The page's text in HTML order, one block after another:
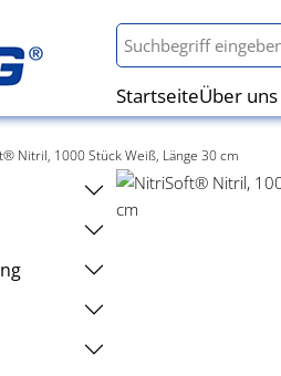
StartseiteÜber uns
Nitril, 1000 Stück Weiß, Länge 30 cm